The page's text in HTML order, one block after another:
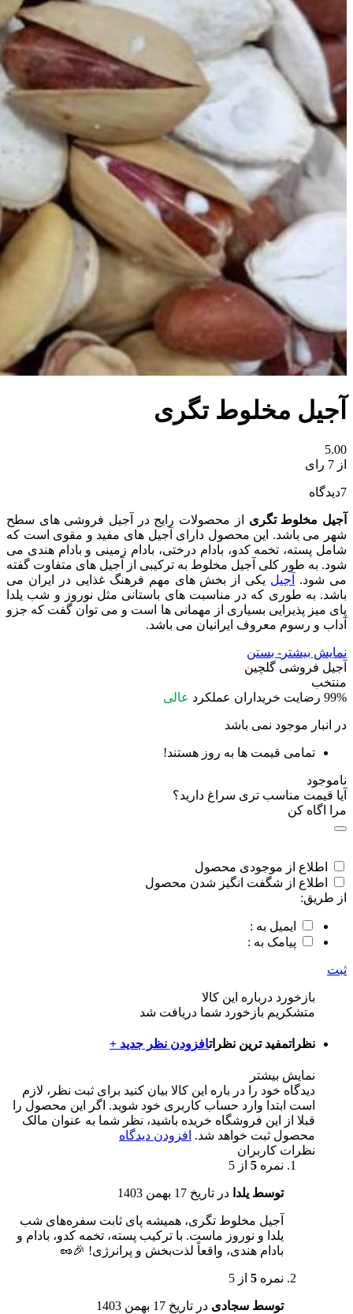
آجیل مخلوط تگری
5.00
از 7 رای
7دیدگاه
آجیل مخلوط تگری از محصولات رایج در آجیل فروشی های سطح
شهر می باشد. این محصول دارای آجیل های مفید و مقوی است که
شامل پسته، تخمه کدو، بادام درختی، بادام زمینی و بادام هندی می
شود. به طور کلی آجیل مخلوط به ترکیبی از آجیل های متفاوت گفته
می شود.
آجیل یکی از بخش های مهم فرهنگ غذایی در ایران می
باشد. به طوری که در مناسبت های باستانی مثل نوروز و شب یلدا
پای میز پذیرایی بسیاری از مهمانی ها است و می توان گفت که جزو
آداب و رسوم معروف ایرانیان می باشد.
نمایش بیشتر - بستن
آجیل فروشی گلچین
منتخب
99% رضایت خریداران عملکرد عالی
در انبار موجود نمی باشد
تمامی قیمت ها به روز هستند!
ناموجود
آیا قیمت مناسب تری سراغ دارید؟
مرا اگاه کن
اطلاع از موجودی محصول
اطلاع از شگفت انگیز شدن محصول
از طریق:
ایمیل به :
پیامک به :
ثبت
بازخورد درباره این کالا
متشکریم بازخورد شما دریافت شد
نظراتمفید ترین نظراتافزودن نظر جدید +
نمایش بیشتر
دیدگاه خود را در باره این کالا بیان کنید برای ثبت نظر، لازم
است ابتدا وارد حساب کاربری خود شوید. اگر این محصول را
قبلا از این فروشگاه خریده باشید، نظر شما به عنوان مالک
محصول ثبت خواهد شد. افزودن دیدگاه
نظرات کاربران
نمره 5 از 5
توسط یلدا در تاریخ 17 بهمن 1403
آجیل مخلوط تگری، همیشه پای ثابت سفره‌های شب
یلدا و نوروز ماست. با ترکیب پسته، تخمه کدو، بادام و
بادام هندی، واقعاً لذت‌بخش و پرانرژی! 🎉🥜
نمره 5 از 5
توسط سجادی در تاریخ 17 بهمن 1403